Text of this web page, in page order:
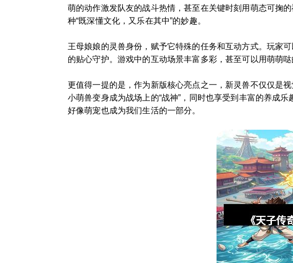
萌的动作激发队友的战斗热情，甚至在关键时刻用萌态可掬
种“既深懂文化，又乐在其中”的妙趣。
王母娘娘的灵兽身份，赋予它特殊的任务和互动方式。玩家
的贴心守护。游戏中的互动场景丰富多彩，甚至可以用萌萌
更值得一提的是，作为新版核心亮点之一，新灵兽不仅仅是
小萌兽变身成为战场上的“战神”，同时也享受到丰富的养成
好像萌宠也成为我们生活的一部分。